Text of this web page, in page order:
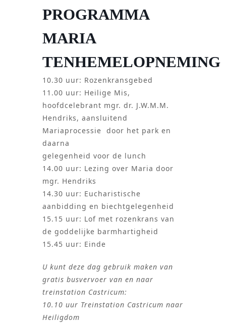
PROGRAMMA
MARIA
TENHEMELOPNEMING
10.30 uur: Rozenkransgebed
11.00 uur: Heilige Mis,
hoofdcelebrant mgr. dr. J.W.M.M.
Hendriks, aansluitend
Mariaprocessie door het park en
daarna
gelegenheid voor de lunch
14.00 uur: Lezing over Maria door
mgr. Hendriks
14.30 uur: Eucharistische
aanbidding en biechtgelegenheid
15.15 uur: Lof met rozenkrans van
de goddelijke barmhartigheid
15.45 uur: Einde
U kunt deze dag gebruik maken van
gratis busvervoer van en naar
treinstation Castricum:
10.10 uur Treinstation Castricum naar
Heiligdom